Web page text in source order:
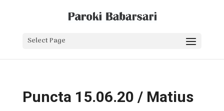
Select Page
Puncta 15.06.20 / Matius